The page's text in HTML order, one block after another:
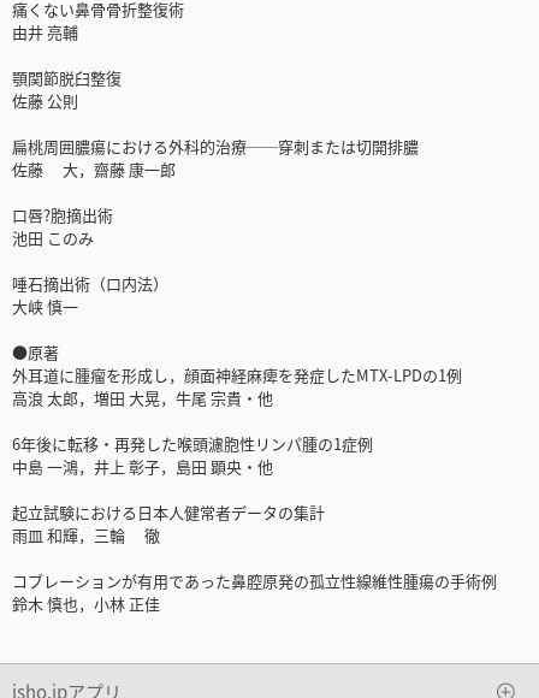
痛くない鼻骨骨折整復術
由井 亮輔
顎関節脱臼整復
佐藤 公則
扁桃周囲膿瘍における外科的治療──穿刺または切開排膿
佐藤 大，齋藤 康一郎
口唇?胞摘出術
池田 このみ
唾石摘出術（口内法）
大峡 慎一
●原著
外耳道に腫瘤を形成し，顔面神経麻痺を発症したMTX-LPDの1例
高浪 太郎，増田 大晃，牛尾 宗貴・他
6年後に転移・再発した喉頭濾胞性リンパ腫の1症例
中島 一鴻，井上 彰子，島田 顕央・他
起立試験における日本人健常者データの集計
雨皿 和輝，三輪 徹
コブレーションが有用であった鼻腔原発の孤立性線維性腫瘍の手術例
鈴木 慎也，小林 正佳
isho.jpアプリ